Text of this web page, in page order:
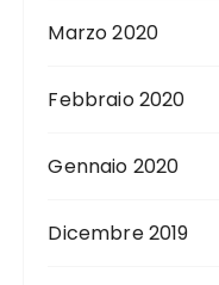
Marzo 2020
Febbraio 2020
Gennaio 2020
Dicembre 2019